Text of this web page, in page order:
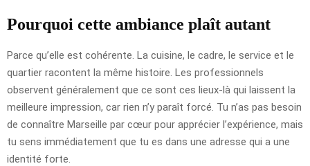
Pourquoi cette ambiance plaît autant
Parce qu’elle est cohérente. La cuisine, le cadre, le service et le
quartier racontent la même histoire. Les professionnels
observent généralement que ce sont ces lieux-là qui laissent la
meilleure impression, car rien n’y paraît forcé. Tu n’as pas besoin
de connaître Marseille par cœur pour apprécier l’expérience, mais
tu sens immédiatement que tu es dans une adresse qui a une
identité forte.